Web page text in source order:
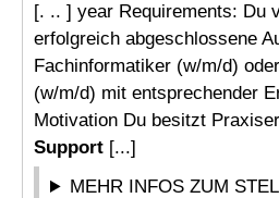
[. .. ] year Requirements: Du
erfolgreich abgeschlossene
Fachinformatiker (w/m/d)
(w/m/d) mit entsprechender
Motivation Du besitzt
Support [...]
MEHR INFOS ZUM